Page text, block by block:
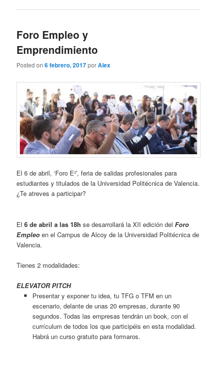
Foro Empleo y
Emprendimiento
Posted on6 febrero, 2017porAlex
El 6 de abril, ‘Foro E²’, feria de salidas profesionales para
estudiantes y titulados de la Universidad Politécnica de Valencia.
¿Te atreves a participar?
El6 de abril a las 18h se desarrollará la XII edición delForo
Empleo en el Campus de Alcoy de la Universidad Politécnica de
Valencia.
Tienes 2 modalidades:
ELEVATOR PITCH
Presentar y exponer tu idea, tu TFG o TFM en un
escenario, delante de unas 20 empresas, durante 90
segundos. Todas las empresas tendrán un book, con el
currículum de todos los que participéis en esta modalidad.
Habrá un curso gratuito para formaros.